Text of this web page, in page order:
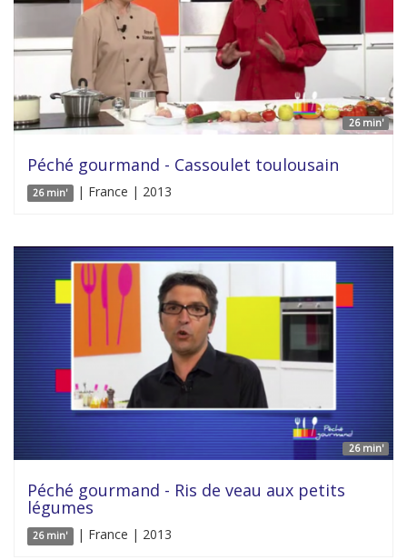
26 min'
Péché gourmand - Cassoulet toulousain
26 min' | France | 2013
26 min'
Péché gourmand - Ris de veau aux petits
légumes
26 min' | France | 2013